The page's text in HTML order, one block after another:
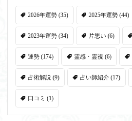
2026年運勢 (35) 2025年運勢 (44)
2023年運勢 (34) 片思い (6)
運勢 (174) 霊感・霊視 (6)
占術解説 (9) 占い師紹介 (17)
口コミ (1)